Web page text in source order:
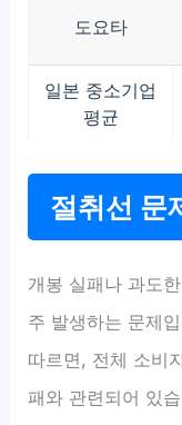
도요타
일본 중소기업
평균
절취선 문
개봉 실패나 과도
주 발생하는 문제
따르면, 전체 소비
패와 관련되어 있